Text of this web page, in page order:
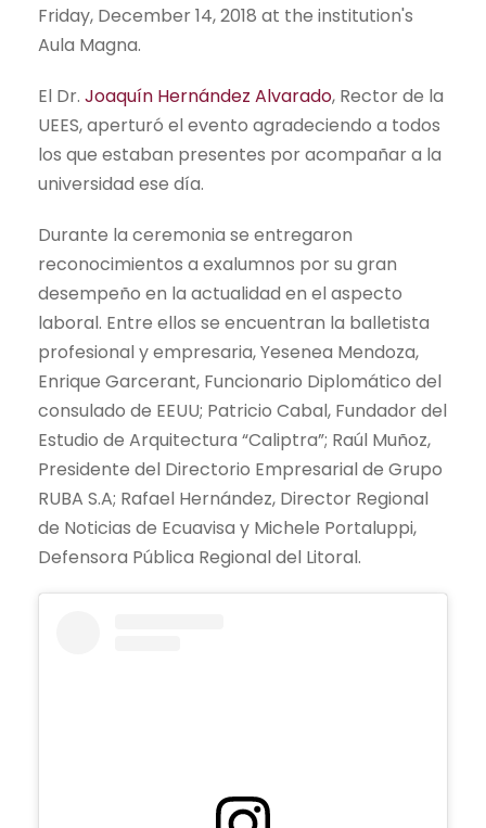
Friday, December 14, 2018 at the institution's
Aula Magna.
El Dr. Joaquín Hernández Alvarado, Rector de la
UEES, aperturó el evento agradeciendo a todos
los que estaban presentes por acompañar a la
universidad ese día.
Durante la ceremonia se entregaron
reconocimientos a exalumnos por su gran
desempeño en la actualidad en el aspecto
laboral. Entre ellos se encuentran la balletista
profesional y empresaria, Yesenea Mendoza,
Enrique Garcerant, Funcionario Diplomático del
consulado de EEUU; Patricio Cabal, Fundador del
Estudio de Arquitectura “Caliptra”; Raúl Muñoz,
Presidente del Directorio Empresarial de Grupo
RUBA S.A; Rafael Hernández, Director Regional
de Noticias de Ecuavisa y Michele Portaluppi,
Defensora Pública Regional del Litoral.